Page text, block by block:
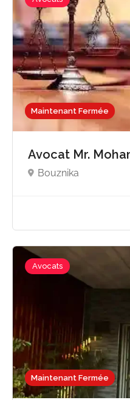
Maintenant Fermée
Avocat Mr.
Bouznika
Maintenant Fermée
Avocats